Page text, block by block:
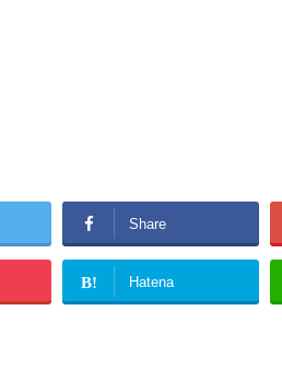
Share
B! Hatena